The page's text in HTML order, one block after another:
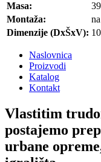
Masa:
Montaža:
Dimenzije (DxŠxV):
Naslovnica
Proizvodi
Katalog
Kontakt
Vlastitim
postajemo
urbane